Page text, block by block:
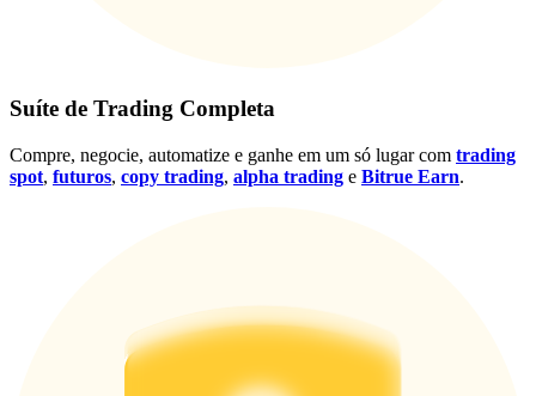
Suíte de Trading Completa
Compre, negocie, automatize e ganhe em um só lugar com trading
spot, futuros, copy trading, alpha trading e Bitrue Earn.